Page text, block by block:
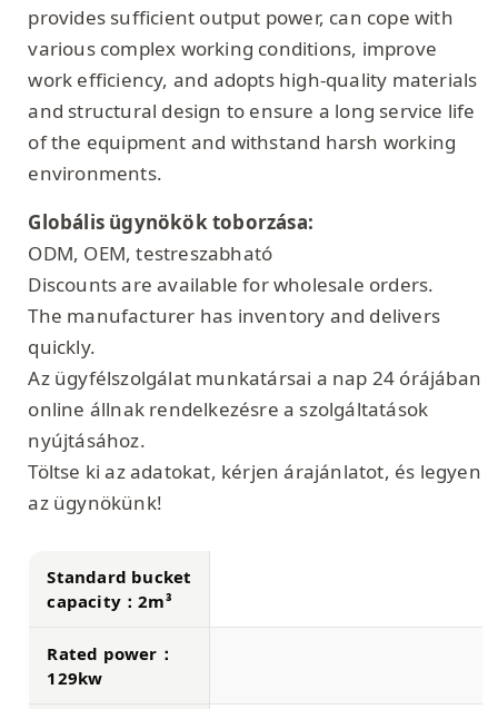
provides sufficient output power, can cope with
various complex working conditions, improve
work efficiency, and adopts high-quality materials
and structural design to ensure a long service life
of the equipment and withstand harsh working
environments.
Globális ügynökök toborzása:
ODM, OEM, testreszabható
Discounts are available for wholesale orders.
The manufacturer has inventory and delivers
quickly.
Az ügyfélszolgálat munkatársai a nap 24 órájában
online állnak rendelkezésre a szolgáltatások
nyújtásához.
Töltse ki az adatokat, kérjen árajánlatot, és legyen
az ügynökünk!
Standard bucket
capacity：2m³
Rated power：
129kw